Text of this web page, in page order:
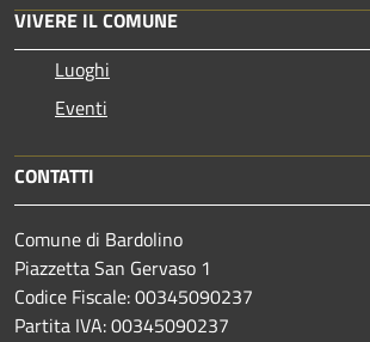
VIVERE IL COMUNE
Luoghi
Eventi
CONTATTI
Comune di Bardolino
Piazzetta San Gervaso 1
Codice Fiscale: 00345090237
Partita IVA: 00345090237